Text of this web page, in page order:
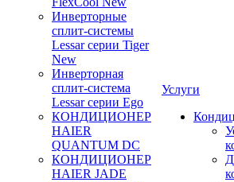
Инверторные
сплит-системы
Lessar серии Tiger
New
Инверторная
сплит-система
Lessar серии Ego
КОНДИЦИОНЕР
HAIER
QUANTUM DC
КОНДИЦИОНЕР
HAIER JADE
Услуги